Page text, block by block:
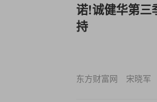
诺!诚健华第
持
东方财富网 宋晓军